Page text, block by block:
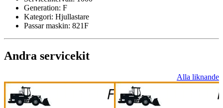
Generation: F
Kategori: Hjullastare
Passar maskin: 821F
Andra servicekit
Alla liknande